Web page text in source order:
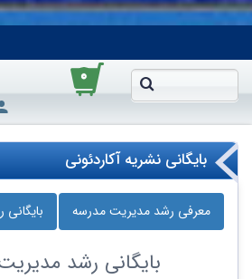
۰
بایگانی نشریه آکاردئونی
معرفی رشد مدیریت مدرسه
بایگانی رشد